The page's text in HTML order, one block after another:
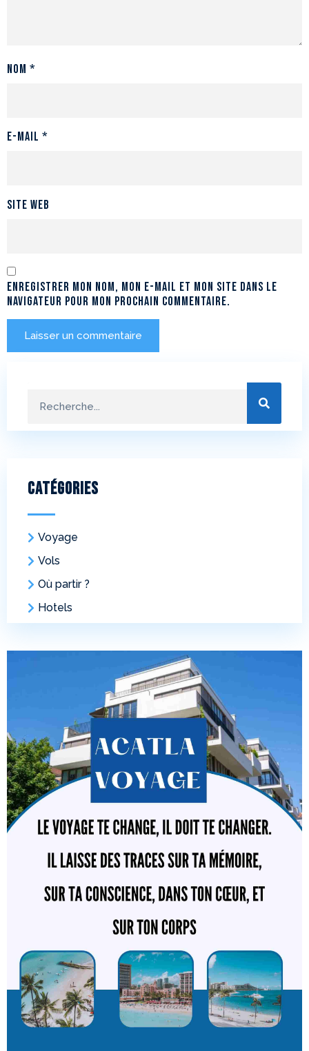
Nom *
E-mail *
Site web
Enregistrer mon nom, mon e-mail et mon site dans le
navigateur pour mon prochain commentaire.
Catégories
Voyage
Vols
Où partir ?
Hotels